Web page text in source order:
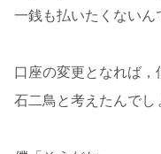
一銭も払いたくないん
口座の変更となれば
石二鳥と考えたんでし